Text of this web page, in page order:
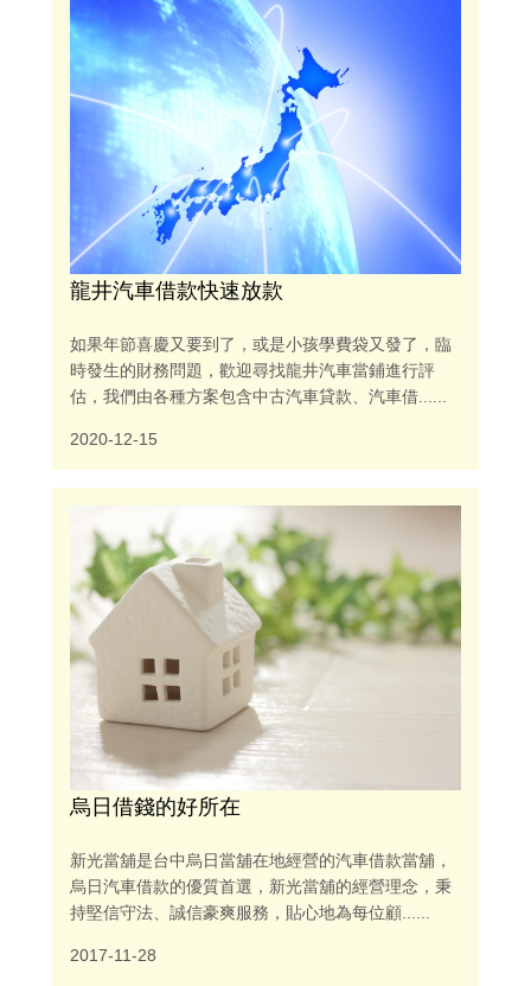
龍井汽車借款快速放款
如果年節喜慶又要到了，或是小孩學費袋又發了，臨
時發生的財務問題，歡迎尋找龍井汽車當鋪進行評
估，我們由各種方案包含中古汽車貸款、汽車借......
2020-12-15
烏日借錢的好所在
新光當舖是台中烏日當舖在地經營的汽車借款當舖，
烏日汽車借款的優質首選，新光當舖的經營理念，秉
持堅信守法、誠信豪爽服務，貼心地為每位顧......
2017-11-28